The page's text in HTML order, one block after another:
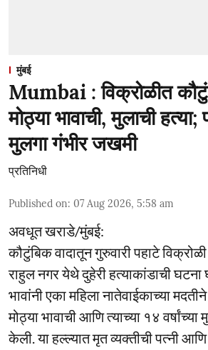
मुंबई
Mumbai : विक्रोळीत
मोठ्या भावाची, मुलाची हत्या;
मुलगा गंभीर जखमी
प्रतिनिधी
Published on: 07 Aug 2026, 5:58 am
अवधूत खराडे/मुंबई:
कौटुंबिक वादातून गुरुवारी पहाटे
राहुल नगर येथे दुहेरी हत्याकांडाची
भावांनी एका महिला नातेवाईकाच्या
मोठ्या भावाची आणि त्याच्या १४
केली. या हल्ल्यात मृत व्यक्तीची पत्नी